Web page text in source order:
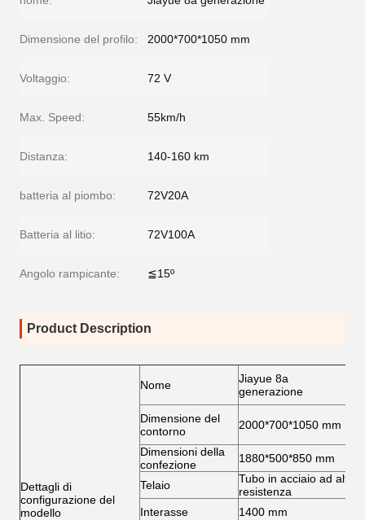
Dimensione del profilo: 2000*700*1050 mm
Voltaggio: 72 V
Max. Speed: 55km/h
Distanza: 140-160 km
batteria al piombo: 72V20A
Batteria al litio: 72V100A
Angolo rampicante: ≦15º
Product Description
Dettagli di
configurazione del
modello
Nome
Jiayue 8a
generazione
Dimensione del
contorno
2000*700*1050 mm
Dimensioni della
confezione
1880*500*850 mm
Telaio
Tubo in acciaio ad alta
resistenza
Interasse
1400 mm